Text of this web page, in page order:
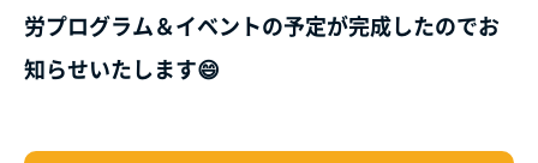
労プログラム＆イベントの予定が完成したのでお
知らせいたします😄